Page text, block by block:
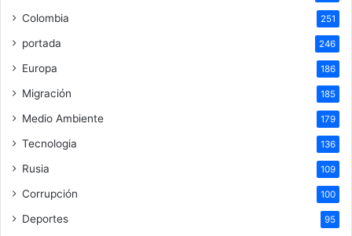
Colombia 251
portada 246
Europa 186
Migración 185
Medio Ambiente 179
Tecnologia 136
Rusia 109
Corrupción 100
Deportes 95